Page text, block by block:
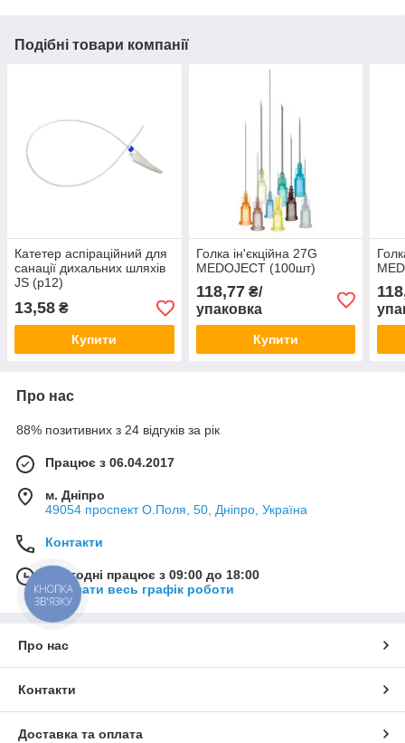
Подібні товари компанії
Катетер аспіраційний для
санації дихальних шляхів
JS (р12)
13,58 ₴
Купити
Голка ін'єкційна 27G
MEDOJECT (100шт)
118,77₴/
упаковка
Купити
Про нас
88% позитивних з 24 відгуків за рік
Працює з 06.04.2017
м. Дніпро
49054 проспект О.Поля, 50, Дніпро, Україна
Контакти
Сьогодні працює з 09:00 до 18:00
Показати весь графік роботи
Про нас
Контакти
Доставка та оплата
КНОПКА
ЗВ'ЯЗКУ